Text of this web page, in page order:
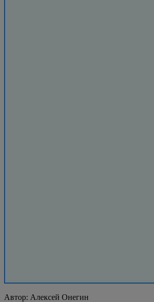
Автор: Алексей Онегин